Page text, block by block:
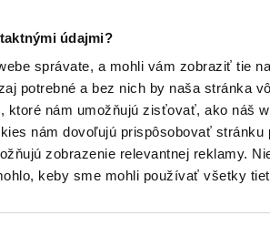
údajmi?
správate, a mohli vám zobraziť tie
potrebné a bez nich by naša stránka
ktoré nám umožňujú zisťovať, ako náš
nám dovoľujú prispôsobovať stránku
zobrazenie relevantnej reklamy.
keby sme mohli používať všetky